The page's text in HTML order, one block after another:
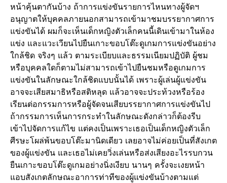
หน้าคุ้นตากันบ้าง ถ้าการแข่งขันรายการไหนทางผู้จัดฯ
อนุญาตให้บุคคลภายนอกสามารถเข้ามาชมบรรยากาศการ
แข่งขันได้ ผมก็จะเห็นเด็กหญิงตัวเล็กคนนี้เดินเข้ามาในห้อง
แข่ง และแวะเวียนไปยืนเกาะขอบโต๊ะดูเกมการแข่งขันอย่าง
ใกล้ชิด จริงๆ แล้ว ตามระเบียบและธรรมเนียมปฏิบัติ ผู้ชม
หรือบุคคลใดก็ตามไม่สามารถเข้าไปยืนชมหรือดูเกมการ
แข่งขันในลักษณะใกล้ชิดแบบนั้นได้ เพราะผู้เล่นผู้แข่งขัน
อาจจะเสียสมาธิหรือสติหลุด แล้วอาจจะประท้วงหรือร้อง
เรียนต่อกรรมการหรือผู้จัดจนเสียบรรยากาศการแข่งขันไป
ถ้ากรรมการเห็นการกระทำในลักษณะดังกล่าวก็ต้องรีบ
เข้าไปจัดการแก้ไข แต่คงเป็นเพราะเธอเป็นเด็กหญิงตัวเล็ก
ศีรษะโผล่พ้นขอบโต๊ะมานิดเดียว เลยอาจไม่ค่อยเป็นที่สังเกต
ของผู้แข่งขัน และเธอไม่เคยวิ่งเล่นหรือส่งเสียงอะไรรบกวน
ยืนเกาะขอบโต๊ะดูเกมอย่างนิ่งเงียบ นานๆ ครั้งจะเงยหน้า
แอบสังเกตลักษณะอาการท่าทีของผู้แข่งขันบ้างตามแต่